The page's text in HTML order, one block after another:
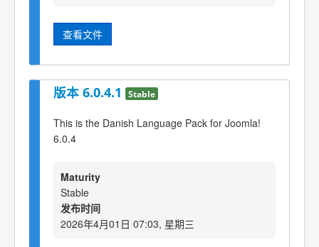
查看文件
版本 6.0.4.1 Stable
This is the Danish Language Pack for Joomla!
6.0.4
Maturity
Stable
发布时间
2026年4月01日 07:03, 星期三